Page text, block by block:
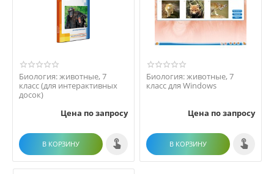
Биология: животные, 7
класс (для интерактивных
досок)
Цена по запросу
В КОРЗИНУ
Биология: животные, 7
класс для Windows
Цена по запросу
В КОРЗИНУ